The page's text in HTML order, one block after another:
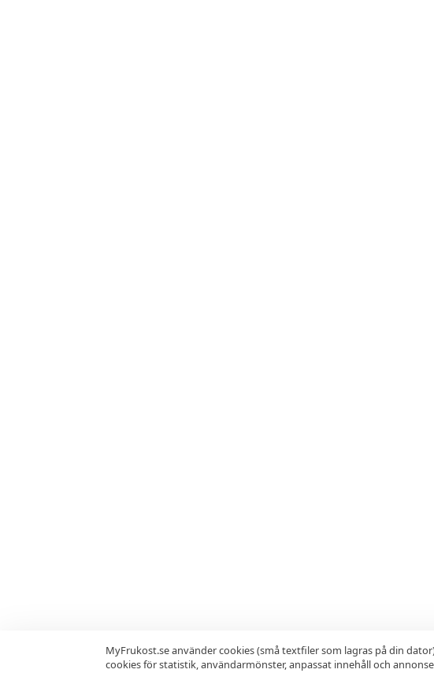
MyFrukost.se använder cookies (små textfiler som lagras på din
cookies för statistik, användarmönster, anpassat innehåll och